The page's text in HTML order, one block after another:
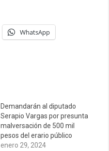
WhatsApp
Demandarán al diputado
Serapio Vargas por presunta
malversación de 500 mil
pesos del erario público
enero 29, 2024